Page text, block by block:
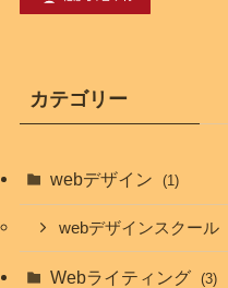
カテゴリー
webデザイン (1)
webデザインスクール
Webライティング (3)